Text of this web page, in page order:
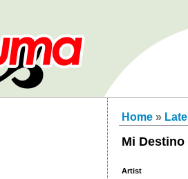
Home »
Mi Destino
Artist